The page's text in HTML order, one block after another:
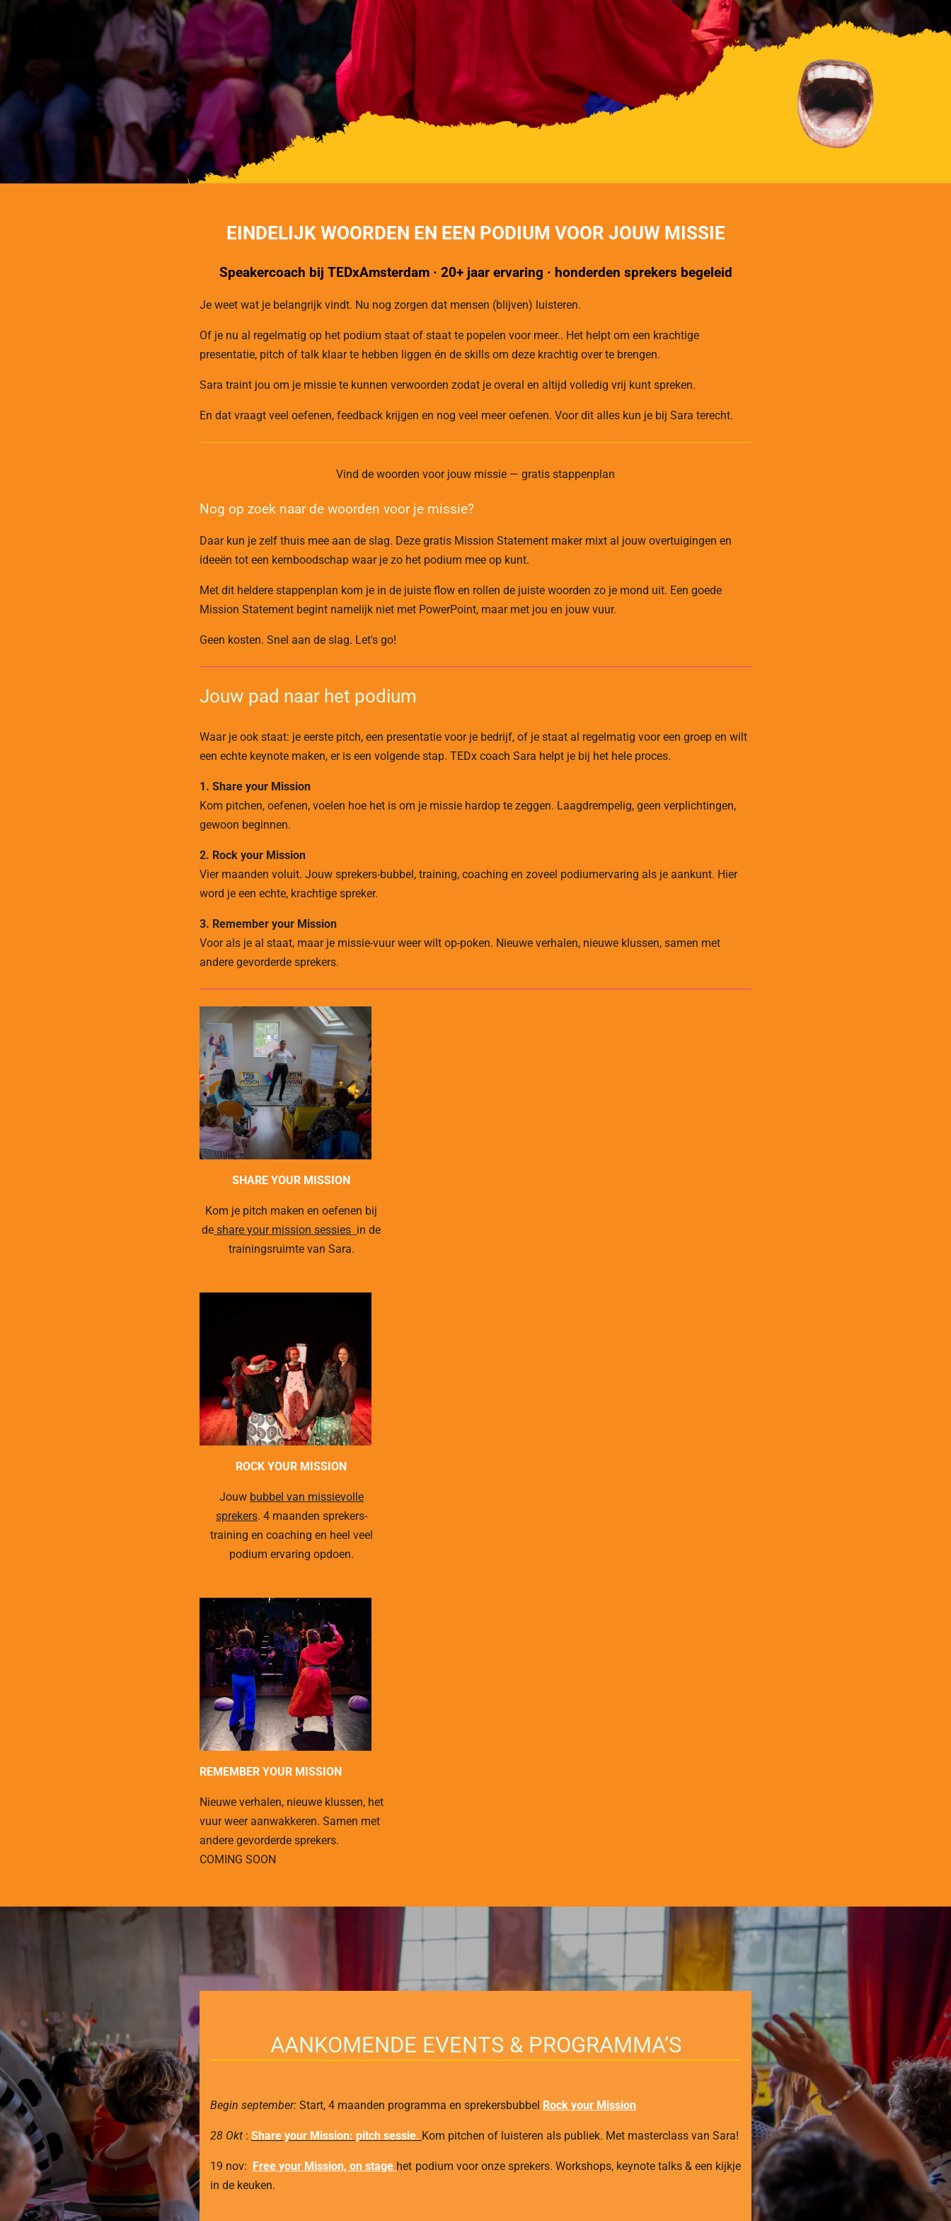
EINDELIJK WOORDEN EN EEN PODIUM VOOR JOUW MISSIE
Speakercoach bij TEDxAmsterdam · 20+ jaar ervaring · honderden sprekers begeleid
Je weet wat je belangrijk vindt. Nu nog zorgen dat mensen (blijven) luisteren.
Of je nu al regelmatig op het podium staat of staat te popelen voor meer.. Het helpt om een krachtige
presentatie, pitch of talk klaar te hebben liggen én de skills om deze krachtig over te brengen.
Sara traint jou om je missie te kunnen verwoorden zodat je overal en altijd volledig vrij kunt spreken.
En dat vraagt veel oefenen, feedback krijgen en nog veel meer oefenen. Voor dit alles kun je bij Sara terecht.
Vind de woorden voor jouw missie — gratis stappenplan
Nog op zoek naar de woorden voor je missie?
Daar kun je zelf thuis mee aan de slag. Deze gratis Mission Statement maker mixt al jouw overtuigingen en
ideeën tot een kernboodschap waar je zo het podium mee op kunt.
Met dit heldere stappenplan kom je in de juiste flow en rollen de juiste woorden zo je mond uit. Een goede
Mission Statement begint namelijk niet met PowerPoint, maar met jou en jouw vuur.
Geen kosten. Snel aan de slag. Let's go!
Jouw pad naar het podium
Waar je ook staat: je eerste pitch, een presentatie voor je bedrijf, of je staat al regelmatig voor een groep en wilt
een echte keynote maken, er is een volgende stap. TEDx coach Sara helpt je bij het hele proces.
1. Share your Mission
Kom pitchen, oefenen, voelen hoe het is om je missie hardop te zeggen. Laagdrempelig, geen verplichtingen,
gewoon beginnen.
2. Rock your Mission
Vier maanden voluit. Jouw sprekers-bubbel, training, coaching en zoveel podiumervaring als je aankunt. Hier
word je een echte, krachtige spreker.
3. Remember your Mission
Voor als je al staat, maar je missie-vuur weer wilt op-poken. Nieuwe verhalen, nieuwe klussen, samen met
andere gevorderde sprekers.
SHARE YOUR MISSION
Kom je pitch maken en oefenen bij
de share your mission sessies in de
trainingsruimte van Sara.
ROCK YOUR MISSION
Jouw bubbel van missievolle
sprekers. 4 maanden sprekers-
training en coaching en heel veel
podium ervaring opdoen.
REMEMBER YOUR MISSION
Nieuwe verhalen, nieuwe klussen, het
vuur weer aanwakkeren. Samen met
andere gevorderde sprekers.
COMING SOON
AANKOMENDE EVENTS & PROGRAMMA’S
Begin september: Start, 4 maanden programma en sprekersbubbel Rock your Mission
28 Okt : Share your Mission: pitch sessie. Kom pitchen of luisteren als publiek. Met masterclass van Sara!
19 nov: Free your Mission, on stage het podium voor onze sprekers. Workshops, keynote talks & een kijkje
in de keuken.